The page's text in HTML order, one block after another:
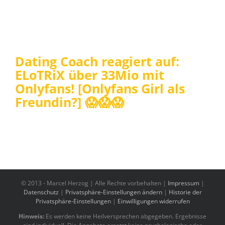
Dating Coach reagiert auf:
ELoTRiX über 33Mio mit
Onlyfans! [Onlyfans Girl als
Freundin?] 😱😱😱
© 2013 - Marcel Herzog | Alle Rechte vorbehalten | Impressum |
Datenschutz | Privatsphäre-Einstellungen ändern| Historie der
Privatsphäre-Einstellungen| Einwilligungen widerrufen
Hinweis: Es werden keine Heilversprechen abgegeben. Ergebnisse